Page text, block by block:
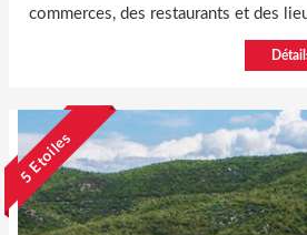
commerces, des restaurants et des
5 Etoiles